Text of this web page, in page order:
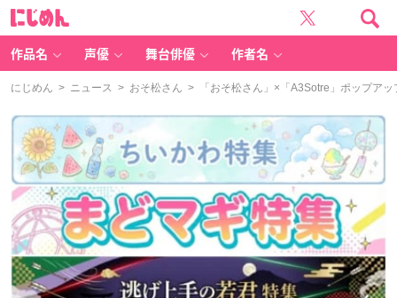
作品名 声優 舞台俳優 作者名
にじめん > ニュース > おそ松さん > 「おそ松さん」×「A3Sotre」ポップア